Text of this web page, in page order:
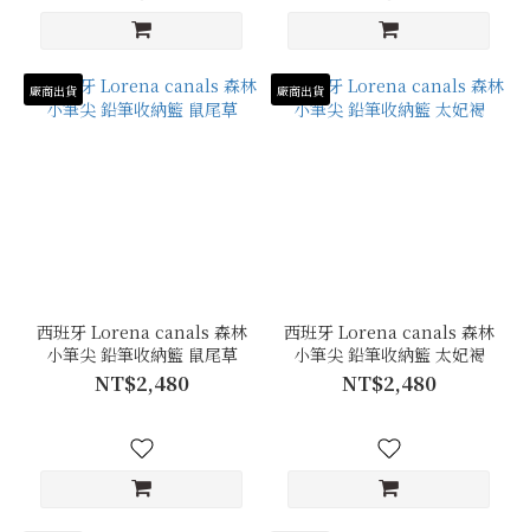
廠商出貨
西班牙 Lorena canals 森林
小筆尖 鉛筆收納籃 鼠尾草
NT$2,480
廠商出貨
西班牙 Lorena canals 森林
小筆尖 鉛筆收納籃 太妃褐
NT$2,480